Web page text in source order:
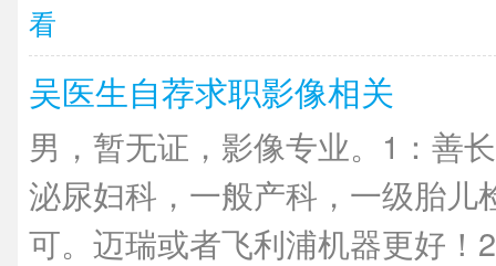
看
吴医生自荐求职影像相关
男，暂无证，影像专业。1：善
泌尿妇科，一般产科，一级胎儿
可。迈瑞或者飞利浦机器更好！